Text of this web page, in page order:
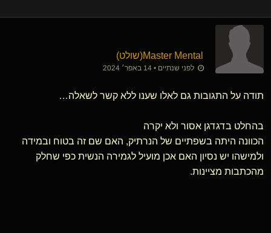
Master Mental​(שולט)
לפני שנתיים • 14 באפר׳ 2024
תודה על התגובות גם לאלו שענו ללא קשר לשאלה…
בהחלט בדגדגן אסור ולא יקרה
הכוונה היתה בשפתיים של הנרתיק, האם שם זה בטוח ובמידה
ולמישהו יש נסיון האם אכן מועיל לגמירה הנשית כפי שחלק
מהכתבות מציינות.